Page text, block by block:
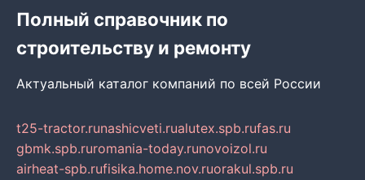
Полный справочник по
строительству и ремонту
Актуальный каталог компаний по всей России
t25-tractor.runashicveti.rualutex.spb.rufas.ru
gbmk.spb.ruromania-today.runovoizol.ru
airheat-spb.rufisika.home.nov.ruorakul.spb.ru